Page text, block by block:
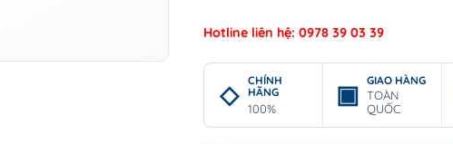
Hotline liên hệ: 0978 39 03 39
CHÍNH
HÃNG
100%
GIAO HÀNG
TOÀN
QUỐC